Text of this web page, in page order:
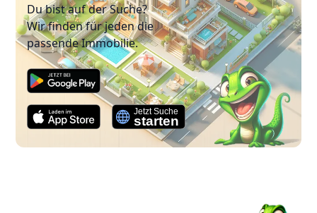
Du bist auf der Suche?
Wir finden für jeden die
passende Immobilie.